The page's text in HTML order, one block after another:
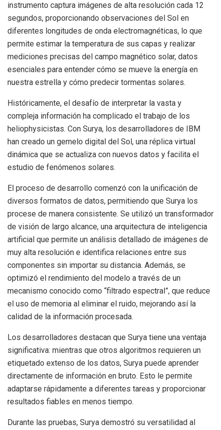
instrumento captura imágenes de alta resolución cada 12
segundos, proporcionando observaciones del Sol en
diferentes longitudes de onda electromagnéticas, lo que
permite estimar la temperatura de sus capas y realizar
mediciones precisas del campo magnético solar, datos
esenciales para entender cómo se mueve la energía en
nuestra estrella y cómo predecir tormentas solares.
Históricamente, el desafío de interpretar la vasta y
compleja información ha complicado el trabajo de los
heliophysicistas. Con Surya, los desarrolladores de IBM
han creado un gemelo digital del Sol, una réplica virtual
dinámica que se actualiza con nuevos datos y facilita el
estudio de fenómenos solares.
El proceso de desarrollo comenzó con la unificación de
diversos formatos de datos, permitiendo que Surya los
procese de manera consistente. Se utilizó un transformador
de visión de largo alcance, una arquitectura de inteligencia
artificial que permite un análisis detallado de imágenes de
muy alta resolución e identifica relaciones entre sus
componentes sin importar su distancia. Además, se
optimizó el rendimiento del modelo a través de un
mecanismo conocido como “filtrado espectral”, que reduce
el uso de memoria al eliminar el ruido, mejorando así la
calidad de la información procesada.
Los desarrolladores destacan que Surya tiene una ventaja
significativa: mientras que otros algoritmos requieren un
etiquetado extenso de los datos, Surya puede aprender
directamente de información en bruto. Esto le permite
adaptarse rápidamente a diferentes tareas y proporcionar
resultados fiables en menos tiempo.
Durante las pruebas, Surya demostró su versatilidad al